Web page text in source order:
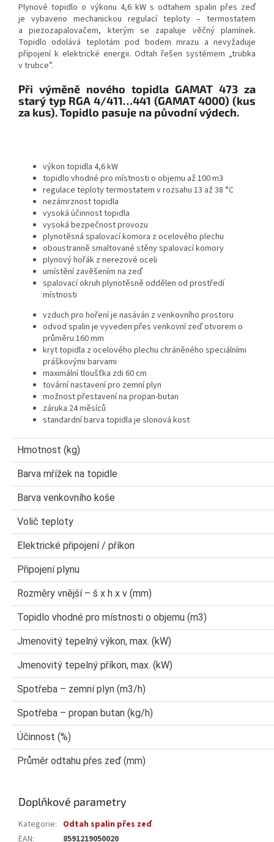
Plynové topidlo o výkonu 4,6 kW s odtahem spalin přes zeď
je vybaveno mechanickou regulací teploty – termostatem
a piezozapalovačem, kterým se zapaluje věčný plamínek.
Topidlo odolává teplotám pod bodem mrazu a nevyžaduje
připojení k elektrické energii. Odtah řešen systémem „trubka
v trubce”.
Při výměně nového topidla GAMAT 473 za
starý typ RGA 4/411…441 (GAMAT 4000) (kus
za kus). Topidlo pasuje na původní výdech.
výkon topidla 4,6 kW
topidlo vhodné pro místnosti o objemu až 100 m3
regulace teploty termostatem v rozsahu 13 až 38 °C
nezámrznost topidla
vysoká účinnost topidla
vysoká bezpečnost provozu
plynotěsná spalovací komora z ocelového plechu
oboustranně smaltované stěny spalovací komory
plynový hořák z nerezové oceli
umístění zavěšením na zeď
spalovací okruh plynotěsně oddělen od prostředí
místnosti
vzduch pro hoření je nasáván z venkovního prostoru
odvod spalin je vyveden přes venkovní zeď otvorem o
průměru 160 mm
kryt topidla z ocelového plechu chráněného speciálními
práškovými barvami
maximální tloušťka zdi 60 cm
tovární nastavení pro zemní plyn
možnost přestavení na propan-butan
záruka 24 měsíců
standardní barva topidla je slonová kost
Hmotnost (kg)
Barva mřížek na topidle
Barva venkovního koše
Volič teploty
Elektrické připojení / příkon
Připojení plynu
Rozměry vnější – š x h x v (mm)
Topidlo vhodné pro místnosti o objemu (m3)
Jmenovitý tepelný výkon, max. (kW)
Jmenovitý tepelný příkon, max. (kW)
Spotřeba – zemní plyn (m3/h)
Spotřeba – propan butan (kg/h)
Účinnost (%)
Průměr odtahu přes zeď (mm)
Doplňkové parametry
Kategorie: Odtah spalin přes zeď
EAN: 8591219050020